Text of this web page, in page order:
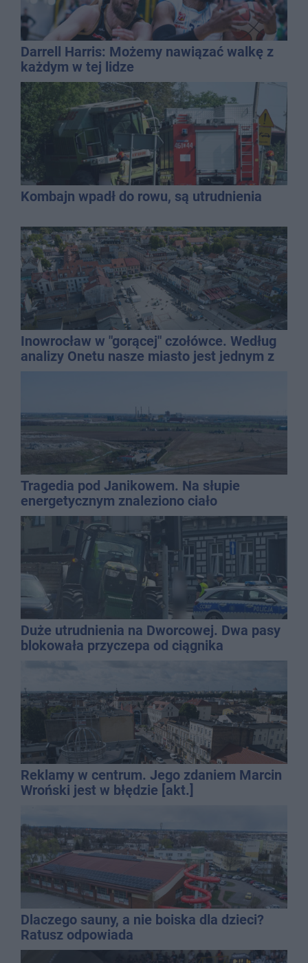
Darrell Harris: Możemy nawiązać walkę z
każdym w tej lidze
Kombajn wpadł do rowu, są utrudnienia
Inowrocław w "gorącej" czołówce. Według
analizy Onetu nasze miasto jest jednym z
Tragedia pod Janikowem. Na słupie
energetycznym znaleziono ciało
mężczyzny
Duże utrudnienia na Dworcowej. Dwa pasy
blokowała przyczepa od ciągnika
Reklamy w centrum. Jego zdaniem Marcin
Wroński jest w błędzie [akt.]
Dlaczego sauny, a nie boiska dla dzieci?
Ratusz odpowiada